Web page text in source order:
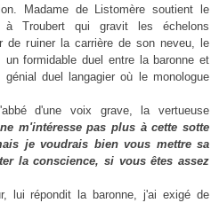
Madame de Listomère soutient le
Troubert qui gravit les échelons
de ruiner la carrière de son neveu, le
formidable duel entre la baronne et
duel langagier où le monologue
d'une voix grave, la vertueuse
m'intéresse pas plus à cette sotte
je voudrais bien vous mettre sa
la conscience, si vous êtes assez
lui répondit la baronne, j'ai exigé de